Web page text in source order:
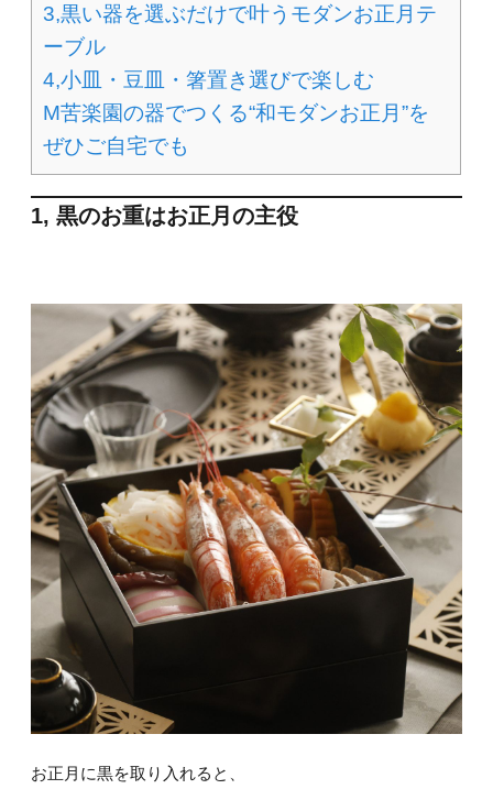
3,黒い器を選ぶだけで叶うモダンお正月テ
ーブル
4,小皿・豆皿・箸置き選びで楽しむ
M苦楽園の器でつくる“和モダンお正月”を
ぜひご自宅でも
1, 黒のお重はお正月の主役
お正月に黒を取り入れると、